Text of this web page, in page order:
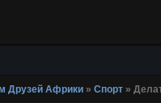
Друзей Африки »Спорт »